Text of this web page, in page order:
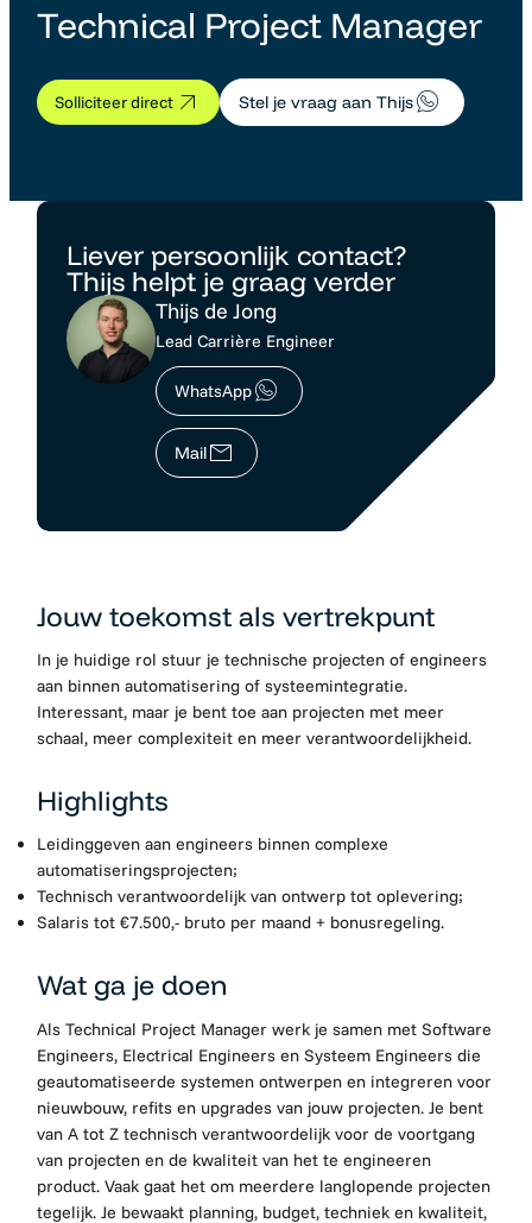
Technical Project Manager
Solliciteer direct Stel je vraag aan Thijs
Liever persoonlijk contact?
Thijs helpt je graag verder
Thijs de Jong
Lead Carrière Engineer
WhatsApp
Mail
Jouw toekomst als vertrekpunt
In je huidige rol stuur je technische projecten of engineers
aan binnen automatisering of systeemintegratie.
Interessant, maar je bent toe aan projecten met meer
schaal, meer complexiteit en meer verantwoordelijkheid.
Highlights
Leidinggeven aan engineers binnen complexe
automatiseringsprojecten;
Technisch verantwoordelijk van ontwerp tot oplevering;
Salaris tot €7.500,- bruto per maand + bonusregeling.
Wat ga je doen
Als Technical Project Manager werk je samen met Software
Engineers, Electrical Engineers en Systeem Engineers die
geautomatiseerde systemen ontwerpen en integreren voor
nieuwbouw, refits en upgrades van jouw projecten. Je bent
van A tot Z technisch verantwoordelijk voor de voortgang
van projecten en de kwaliteit van het te engineeren
product. Vaak gaat het om meerdere langlopende projecten
tegelijk. Je bewaakt planning, budget, techniek en kwaliteit,